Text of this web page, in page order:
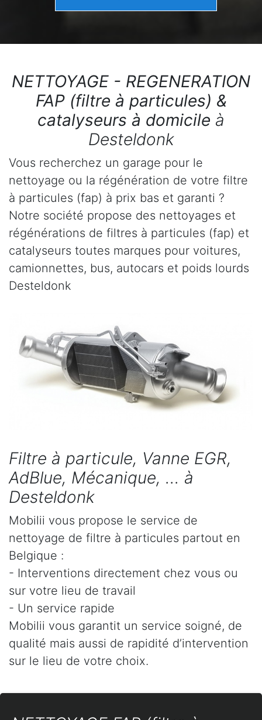
NETTOYAGE - REGENERATION
FAP (filtre à particules) &
catalyseurs à domicile à
Desteldonk
Vous recherchez un garage pour le
nettoyage ou la régénération de votre filtre
à particules (fap) à prix bas et garanti ?
Notre société propose des nettoyages et
régénérations de filtres à particules (fap) et
catalyseurs toutes marques pour voitures,
camionnettes, bus, autocars et poids lourds
Desteldonk
Filtre à particule, Vanne EGR,
AdBlue, Mécanique, ... à
Desteldonk
Mobilii vous propose le service de
nettoyage de filtre à particules partout en
Belgique :
- Interventions directement chez vous ou
sur votre lieu de travail
- Un service rapide
Mobilii vous garantit un service soigné, de
qualité mais aussi de rapidité d’intervention
sur le lieu de votre choix.